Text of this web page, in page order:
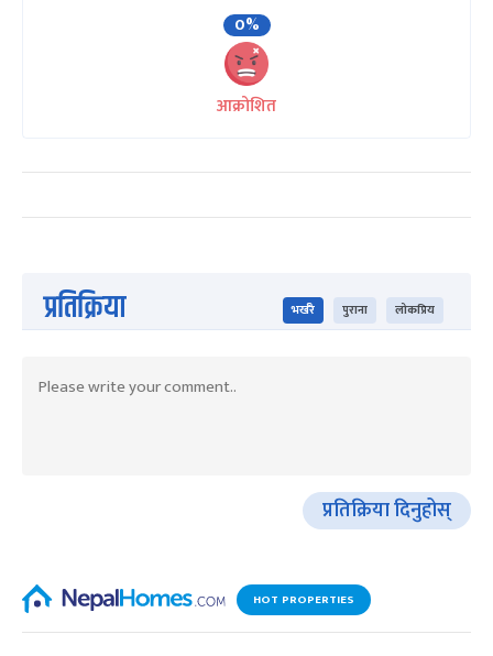
0%
आक्रोशित
प्रतिक्रिया भर्खरै पुराना लोकप्रिय
प्रतिक्रिया दिनुहोस्
HOT PROPERTIES